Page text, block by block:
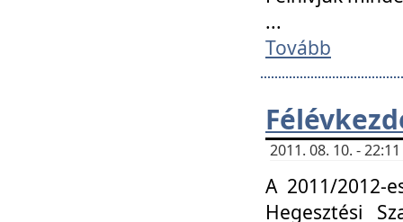
...
Tovább
2011. 08. 10. -
A 2011/2012-
Hegesztési